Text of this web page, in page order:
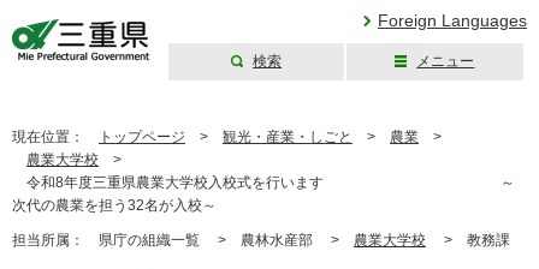
Foreign Languages
検索 メニュー
現在位置： トップページ > 観光・産業・しごと > 農業 >
農業大学校 >
令和8年度三重県農業大学校入校式を行います ～
次代の農業を担う32名が入校～
担当所属： 県庁の組織一覧 > 農林水産部 > 農業大学校 > 教務課